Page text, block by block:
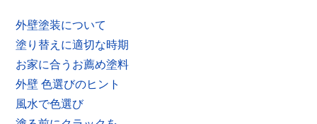
外壁塗装について
塗り替えに適切な時期
お家に合うお薦め塗料
外壁 色選びのヒント
風水で色選び